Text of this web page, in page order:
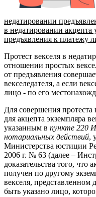
недатировании
в недатировании акцепта
предъявления к платежу
Протест векселя в
отношении простых
от предъявления
векселедателя, а если
лицо - по его
Для совершения протеста
для акцепта экземпляра
указанным в пункте 220
нотариальных действий,
Министерства юстиции
2006 г. № 63 (далее –
доказательства того, что
получен по другому
векселя, представленном
быть указано лицо,